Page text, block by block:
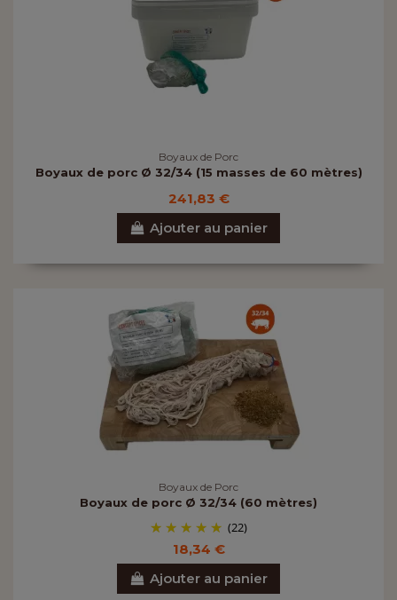
Boyaux de Porc
Boyaux de porc Ø 32/34 (15 masses de 60 mètres)
241,83 €
Ajouter au panier
Boyaux de Porc
Boyaux de porc Ø 32/34 (60 mètres)
(22)
18,34 €
Ajouter au panier